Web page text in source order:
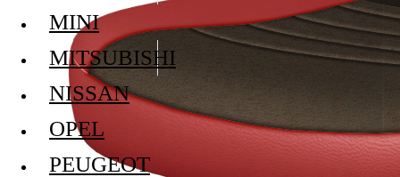
MINI
MITSUBISHI
NISSAN
OPEL
PEUGEOT